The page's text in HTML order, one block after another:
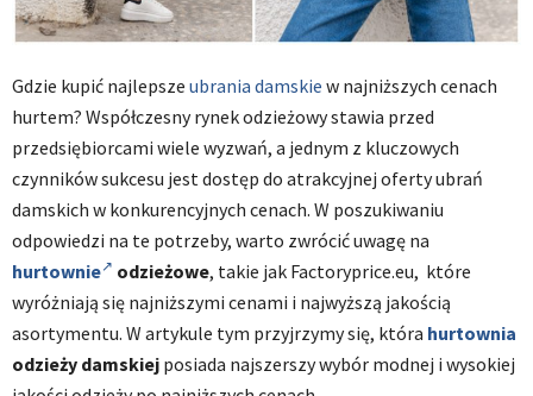
Gdzie kupić najlepsze ubrania damskie w najniższych cenach
hurtem? Współczesny rynek odzieżowy stawia przed
przedsiębiorcami wiele wyzwań, a jednym z kluczowych
czynników sukcesu jest dostęp do atrakcyjnej oferty ubrań
damskich w konkurencyjnych cenach. W poszukiwaniu
odpowiedzi na te potrzeby, warto zwrócić uwagę na
hurtownie
odzieżowe, takie jak Factoryprice.eu, które
wyróżniają się najniższymi cenami i najwyższą jakością
asortymentu. W artykule tym przyjrzymy się, która hurtownia
odzieży damskiej posiada najszerszy wybór modnej i wysokiej